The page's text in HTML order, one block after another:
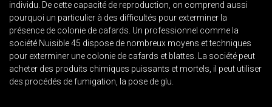
individu. De cette capacité de reproduction, on comprend aussi
pourquoi un particulier à des difficultés pour exterminer la
présence de colonie de cafards. Un professionnel comme la
société Nuisible 45 dispose de nombreux moyens et techniques
pour exterminer une colonie de cafards et blattes. La société peut
acheter des produits chimiques puissants et mortels, il peut utiliser
des procédés de fumigation, la pose de glu.